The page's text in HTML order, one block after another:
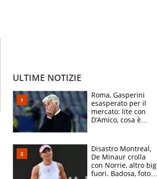
ULTIME NOTIZIE
Roma, Gasperini
esasperato per il
mercato: lite con
D’Amico, cosa è
Disastro Montreal,
De Minaur crolla
con Norrie, altro big
fuori. Badosa, foto